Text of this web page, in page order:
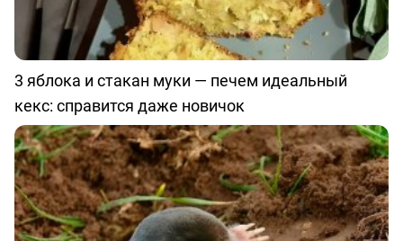
3 яблока и стакан муки — печем идеальный
кекс: справится даже новичок